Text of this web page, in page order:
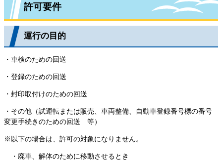
許可要件
運行の目的
・車検のための回送
・登録のための回送
・封印取付けのための回送
・その他（試運転または販売、車両整備、自動車登録番号標の番号
変更手続きのための回送 等）
※以下の場合は、許可の対象になりません。
・廃車、解体のために移動させるとき